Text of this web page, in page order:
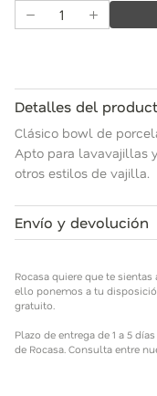
Detalles del
Clásico bowl de
Apto para lavavajillas
otros estilos de vajilla.
Envío y devolución
productos y por ello
devoluciones sencillo
cualquier tienda de
Rocasa quiere que te
ello ponemos a tu
gratuito.
Plazo de entrega de 1 a 5
de Rocasa. Consulta entre